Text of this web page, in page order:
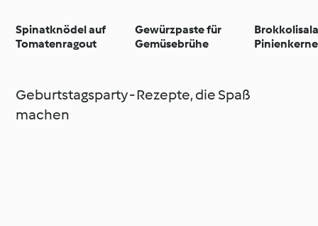
Spinatknödel auf
Tomatenragout
Gewürzpaste für
Gemüsebrühe
Geburtstagsparty - Rezepte, die Spaß
machen